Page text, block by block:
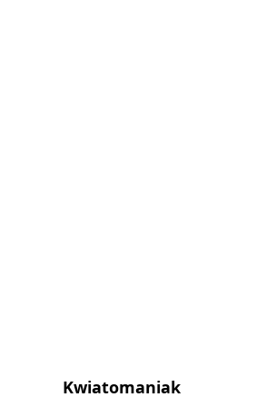
Kwiatomaniak